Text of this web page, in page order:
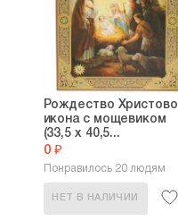
Рождество Христово
икона с мощевиком
(33,5 х 40,5...
0 ₽
Понравилось 20 людям
НЕТ В НАЛИЧИИ